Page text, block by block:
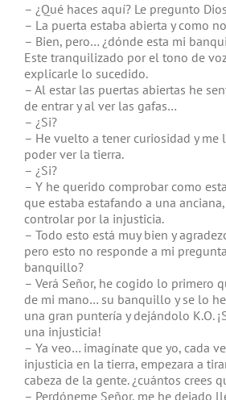
– ¿Qué haces aquí? Le pregunto
– La puerta estaba abierta y como
– Bien, pero… ¿dónde esta mi
Este tranquilizado por el tono de
explicarle lo sucedido.
– Al estar las puertas abiertas he
de entrar y al ver las gafas…
– ¿Si?
– He vuelto a tener curiosidad y me
poder ver la tierra.
– ¿Si?
– Y he querido comprobar como
que estaba estafando a una
controlar por la injusticia.
– Todo esto está muy bien y
pero esto no responde a mi
banquillo?
– Verá Señor, he cogido lo primero
de mi mano… su banquillo y se lo
una gran puntería y dejándolo K.O.
una injusticia!
– Ya veo… imagínate que yo, cada
injusticia en la tierra, empezara a
cabeza de la gente. ¿cuántos crees
– Perdóneme Señor, me he dejado